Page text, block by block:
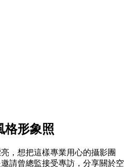
格形象照
，想把這樣專業用心的攝影團
請曾總監接受專訪，分享關於空